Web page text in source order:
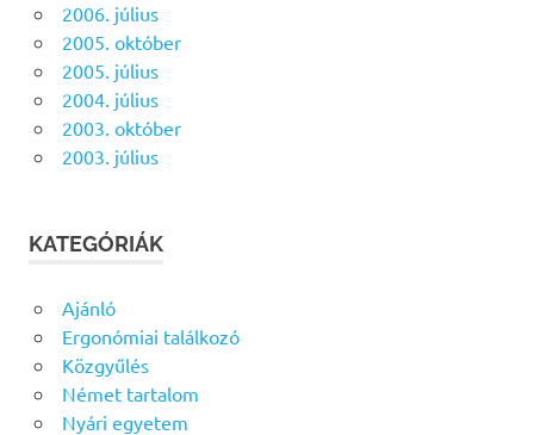
2006. július
2005. október
2005. július
2004. július
2003. október
2003. július
KATEGÓRIÁK
Ajánló
Ergonómiai találkozó
Közgyűlés
Német tartalom
Nyári egyetem